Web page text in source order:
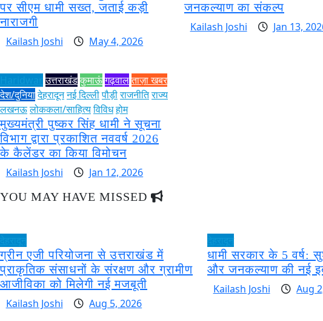
पर सीएम धामी सख्त, जताई कड़ी
नाराजगी
Kailash Joshi
May 4, 2026
जनकल्याण का संकल्प
Kailash Joshi
Jan 13,
उत्तराखंडकुमाऊंगढ़वालताज़ा खबर
देश/दुनियादेहरादूननई दिल्लीपौड़ीराजनीतिराज्य
लखनऊलोककला/साहित्यविविधहोम
मुख्यमंत्री पुष्कर सिंह धामी ने सूचना
विभाग द्वारा प्रकाशित नववर्ष 2026
के कैलेंडर का किया विमोचन
Kailash Joshi
Jan 12, 2026
YOU MAY HAVE MISSED
ग्रीन एजी परियोजना से उत्तराखंड में
प्राकृतिक संसाधनों के संरक्षण और ग्रामीण
आजीविका को मिलेगी नई मजबूती
Kailash Joshi
Aug 5, 2026
धामी सरकार के 5 वर्ष:
और जनकल्याण की नई
Kailash Joshi
Aug